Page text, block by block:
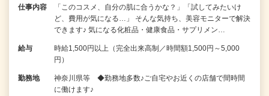
仕事内容
「このコスメ、自分の肌に合うかな？」「試してみたいけ
ど、費用が気になる…」 そんな気持ち、美容モニターで解決
できます♪ 気になる化粧品・健康食品・サプリメン…
給与
時給1,500円以上（完全出来高制／時間額1,500円～5,000
円）
勤務地
神奈川県等 ◆勤務地多数♪ご自宅やお近くの店舗で間時間
に働けます♪